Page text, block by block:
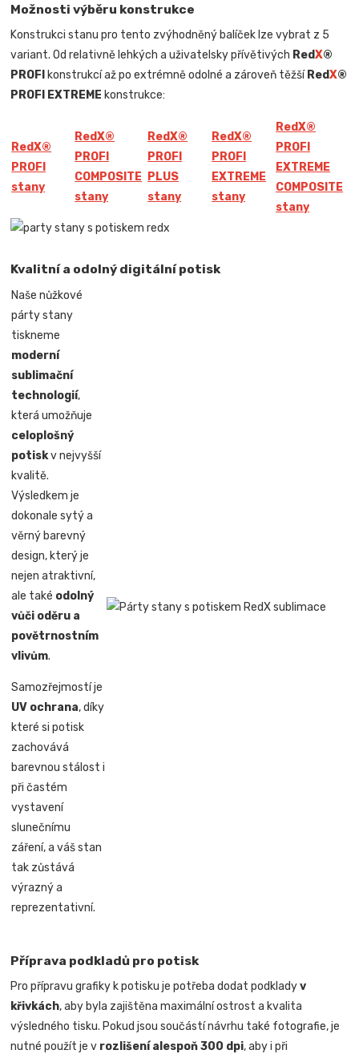
Možnosti výběru konstrukce
Konstrukci stanu pro tento zvýhodněný balíček lze vybrat z 5
variant. Od relativně lehkých a uživatelsky přívětivých RedX®
PROFI konstrukcí až po extrémně odolné a zároveň těžší RedX®
PROFI EXTREME konstrukce:
RedX®
PROFI
stany
RedX®
PROFI
COMPOSITE
stany
RedX®
PROFI
PLUS
stany
RedX®
PROFI
EXTREME
stany
RedX®
PROFI
EXTREME
COMPOSITE
stany
Kvalitní a odolný digitální potisk
Naše nůžkové
párty stany
tiskneme
moderní
sublimační
technologií,
která umožňuje
celoplošný
potiskv nejvyšší
kvalitě.
Výsledkem je
dokonale sytý a
věrný barevný
design, který je
nejen atraktivní,
ale také odolný
vůči oděru a
povětrnostním
vlivům.
Samozřejmostí je
UV ochrana, díky
které si potisk
zachovává
barevnou stálost i
při častém
vystavení
slunečnímu
záření, a váš stan
tak zůstává
výrazný a
reprezentativní.
Příprava podkladů pro potisk
Pro přípravu grafiky k potisku je potřeba dodat podkladyv
křivkách, aby byla zajištěna maximální ostrost a kvalita
výsledného tisku. Pokud jsou součástí návrhu také fotografie, je
nutné použít je v rozlišení alespoň 300 dpi, aby i při